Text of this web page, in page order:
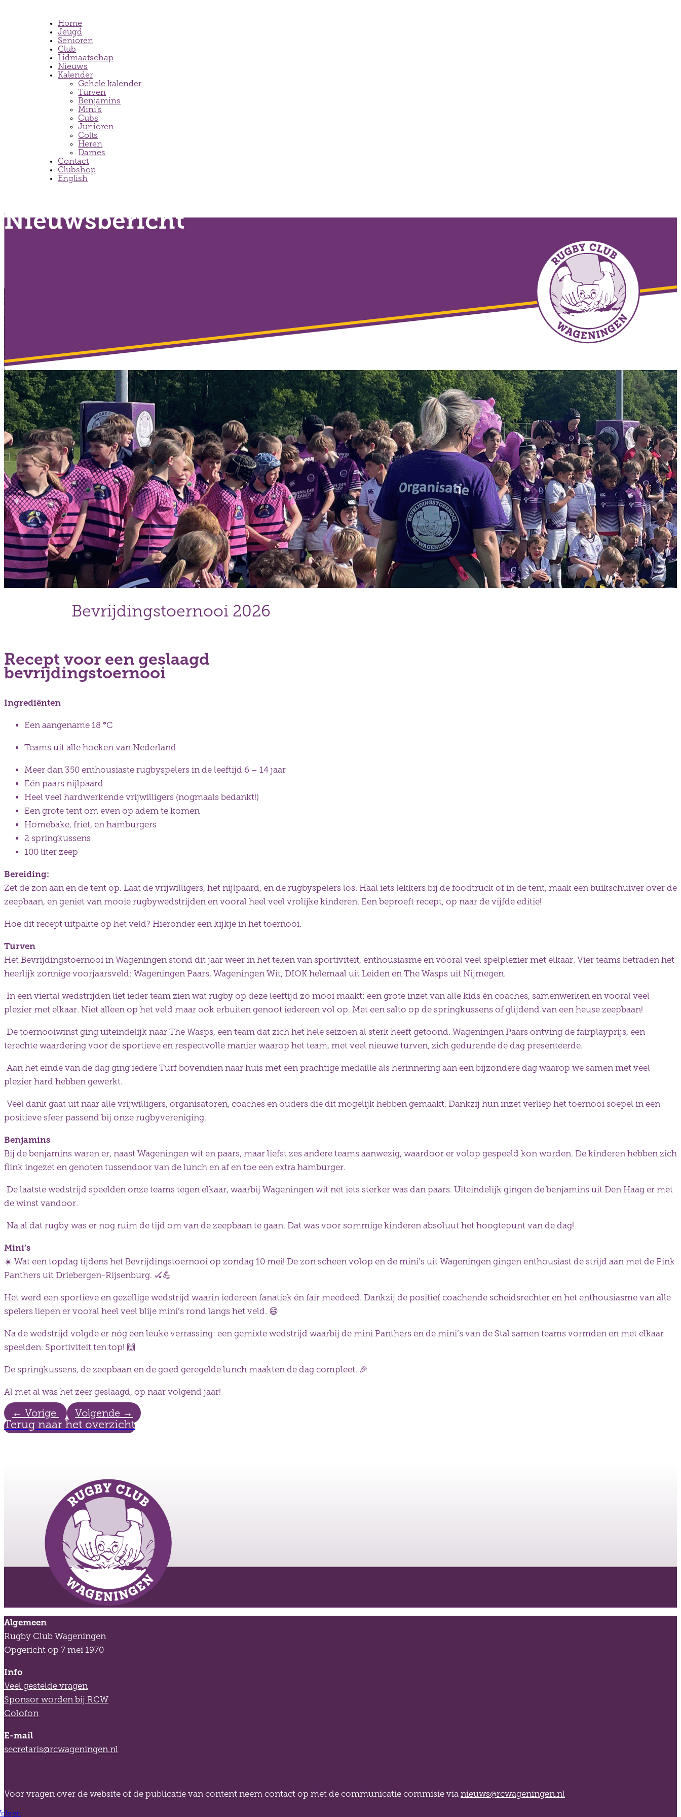
Home
Jeugd
Senioren
Club
Lidmaatschap
Nieuws
Kalender
Gehele kalender
Turven
Benjamins
Mini’s
Cubs
Junioren
Colts
Heren
Dames
Contact
Clubshop
English
Nieuwsbericht
Bevrijdingstoernooi 2026
Recept voor een geslaagd
bevrijdingstoernooi
Ingrediënten
Een aangename 18 °C
Teams uit alle hoeken van Nederland
Meer dan 350 enthousiaste rugbyspelers in de leeftijd 6 – 14 jaar
Eén paars nijlpaard
Heel veel hardwerkende vrijwilligers (nogmaals bedankt!)
Een grote tent om even op adem te komen
Homebake, friet, en hamburgers
2 springkussens
100 liter zeep
Bereiding:
Zet de zon aan en de tent op. Laat de vrijwilligers, het nijlpaard, en de rugbyspelers los. Haal iets lekkers bij de foodtruck of in de tent, maak een buikschuiver over de
zeepbaan, en geniet van mooie rugbywedstrijden en vooral heel veel vrolijke kinderen. Een beproeft recept, op naar de vijfde editie!
Hoe dit recept uitpakte op het veld? Hieronder een kijkje in het toernooi.
Turven
Het Bevrijdingstoernooi in Wageningen stond dit jaar weer in het teken van sportiviteit, enthousiasme en vooral veel spelplezier met elkaar. Vier teams betraden het
heerlijk zonnige voorjaarsveld: Wageningen Paars, Wageningen Wit, DIOK helemaal uit Leiden en The Wasps uit Nijmegen.
In een viertal wedstrijden liet ieder team zien wat rugby op deze leeftijd zo mooi maakt: een grote inzet van alle kids én coaches, samenwerken en vooral veel
plezier met elkaar. Niet alleen op het veld maar ook erbuiten genoot iedereen vol op. Met een salto op de springkussens of glijdend van een heuse zeepbaan!
De toernooiwinst ging uiteindelijk naar The Wasps, een team dat zich het hele seizoen al sterk heeft getoond. Wageningen Paars ontving de fairplayprijs, een
terechte waardering voor de sportieve en respectvolle manier waarop het team, met veel nieuwe turven, zich gedurende de dag presenteerde.
Aan het einde van de dag ging iedere Turf bovendien naar huis met een prachtige medaille als herinnering aan een bijzondere dag waarop we samen met veel
plezier hard hebben gewerkt.
Veel dank gaat uit naar alle vrijwilligers, organisatoren, coaches en ouders die dit mogelijk hebben gemaakt. Dankzij hun inzet verliep het toernooi soepel in een
positieve sfeer passend bij onze rugbyvereniging.
Benjamins
Bij de benjamins waren er, naast Wageningen wit en paars, maar liefst zes andere teams aanwezig, waardoor er volop gespeeld kon worden. De kinderen hebben zich
flink ingezet en genoten tussendoor van de lunch en af en toe een extra hamburger.
De laatste wedstrijd speelden onze teams tegen elkaar, waarbij Wageningen wit net iets sterker was dan paars. Uiteindelijk gingen de benjamins uit Den Haag er met
de winst vandoor.
Na al dat rugby was er nog ruim de tijd om van de zeepbaan te gaan. Dat was voor sommige kinderen absoluut het hoogtepunt van de dag!
Mini’s
☀️ Wat een topdag tijdens het Bevrijdingstoernooi op zondag 10 mei! De zon scheen volop en de mini’s uit Wageningen gingen enthousiast de strijd aan met de Pink
Panthers uit Driebergen-Rijsenburg. 🏑💪
Het werd een sportieve en gezellige wedstrijd waarin iedereen fanatiek én fair meedeed. Dankzij de positief coachende scheidsrechter en het enthousiasme van alle
spelers liepen er vooral heel veel blije mini’s rond langs het veld. 😄
Na de wedstrijd volgde er nóg een leuke verrassing: een gemixte wedstrijd waarbij de mini Panthers en de mini’s van de Stal samen teams vormden en met elkaar
speelden. Sportiviteit ten top! 🙌
De springkussens, de zeepbaan en de goed geregelde lunch maakten de dag compleet. 🎉
Al met al was het zeer geslaagd, op naar volgend jaar!
← Vorige Volgende →
Terug naar het overzicht
Algemeen
Rugby Club Wageningen
Opgericht op 7 mei 1970
Info
Veel gestelde vragen
Sponsor worden bij RCW
Colofon
E-mail
secretaris@rcwageningen.nl
Voor vragen over de website of de publicatie van content neem contact op met de communicatie commisie via nieuws@rcwageningen.nl